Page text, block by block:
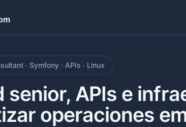
· Symfony · APIs · Linux
senior, APIs e
operaciones